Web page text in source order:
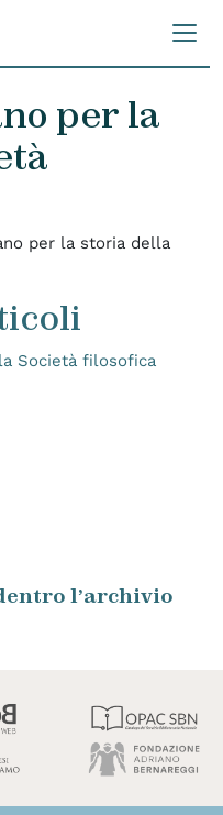
per la
per la storia della
Società filosofica
l’archivio